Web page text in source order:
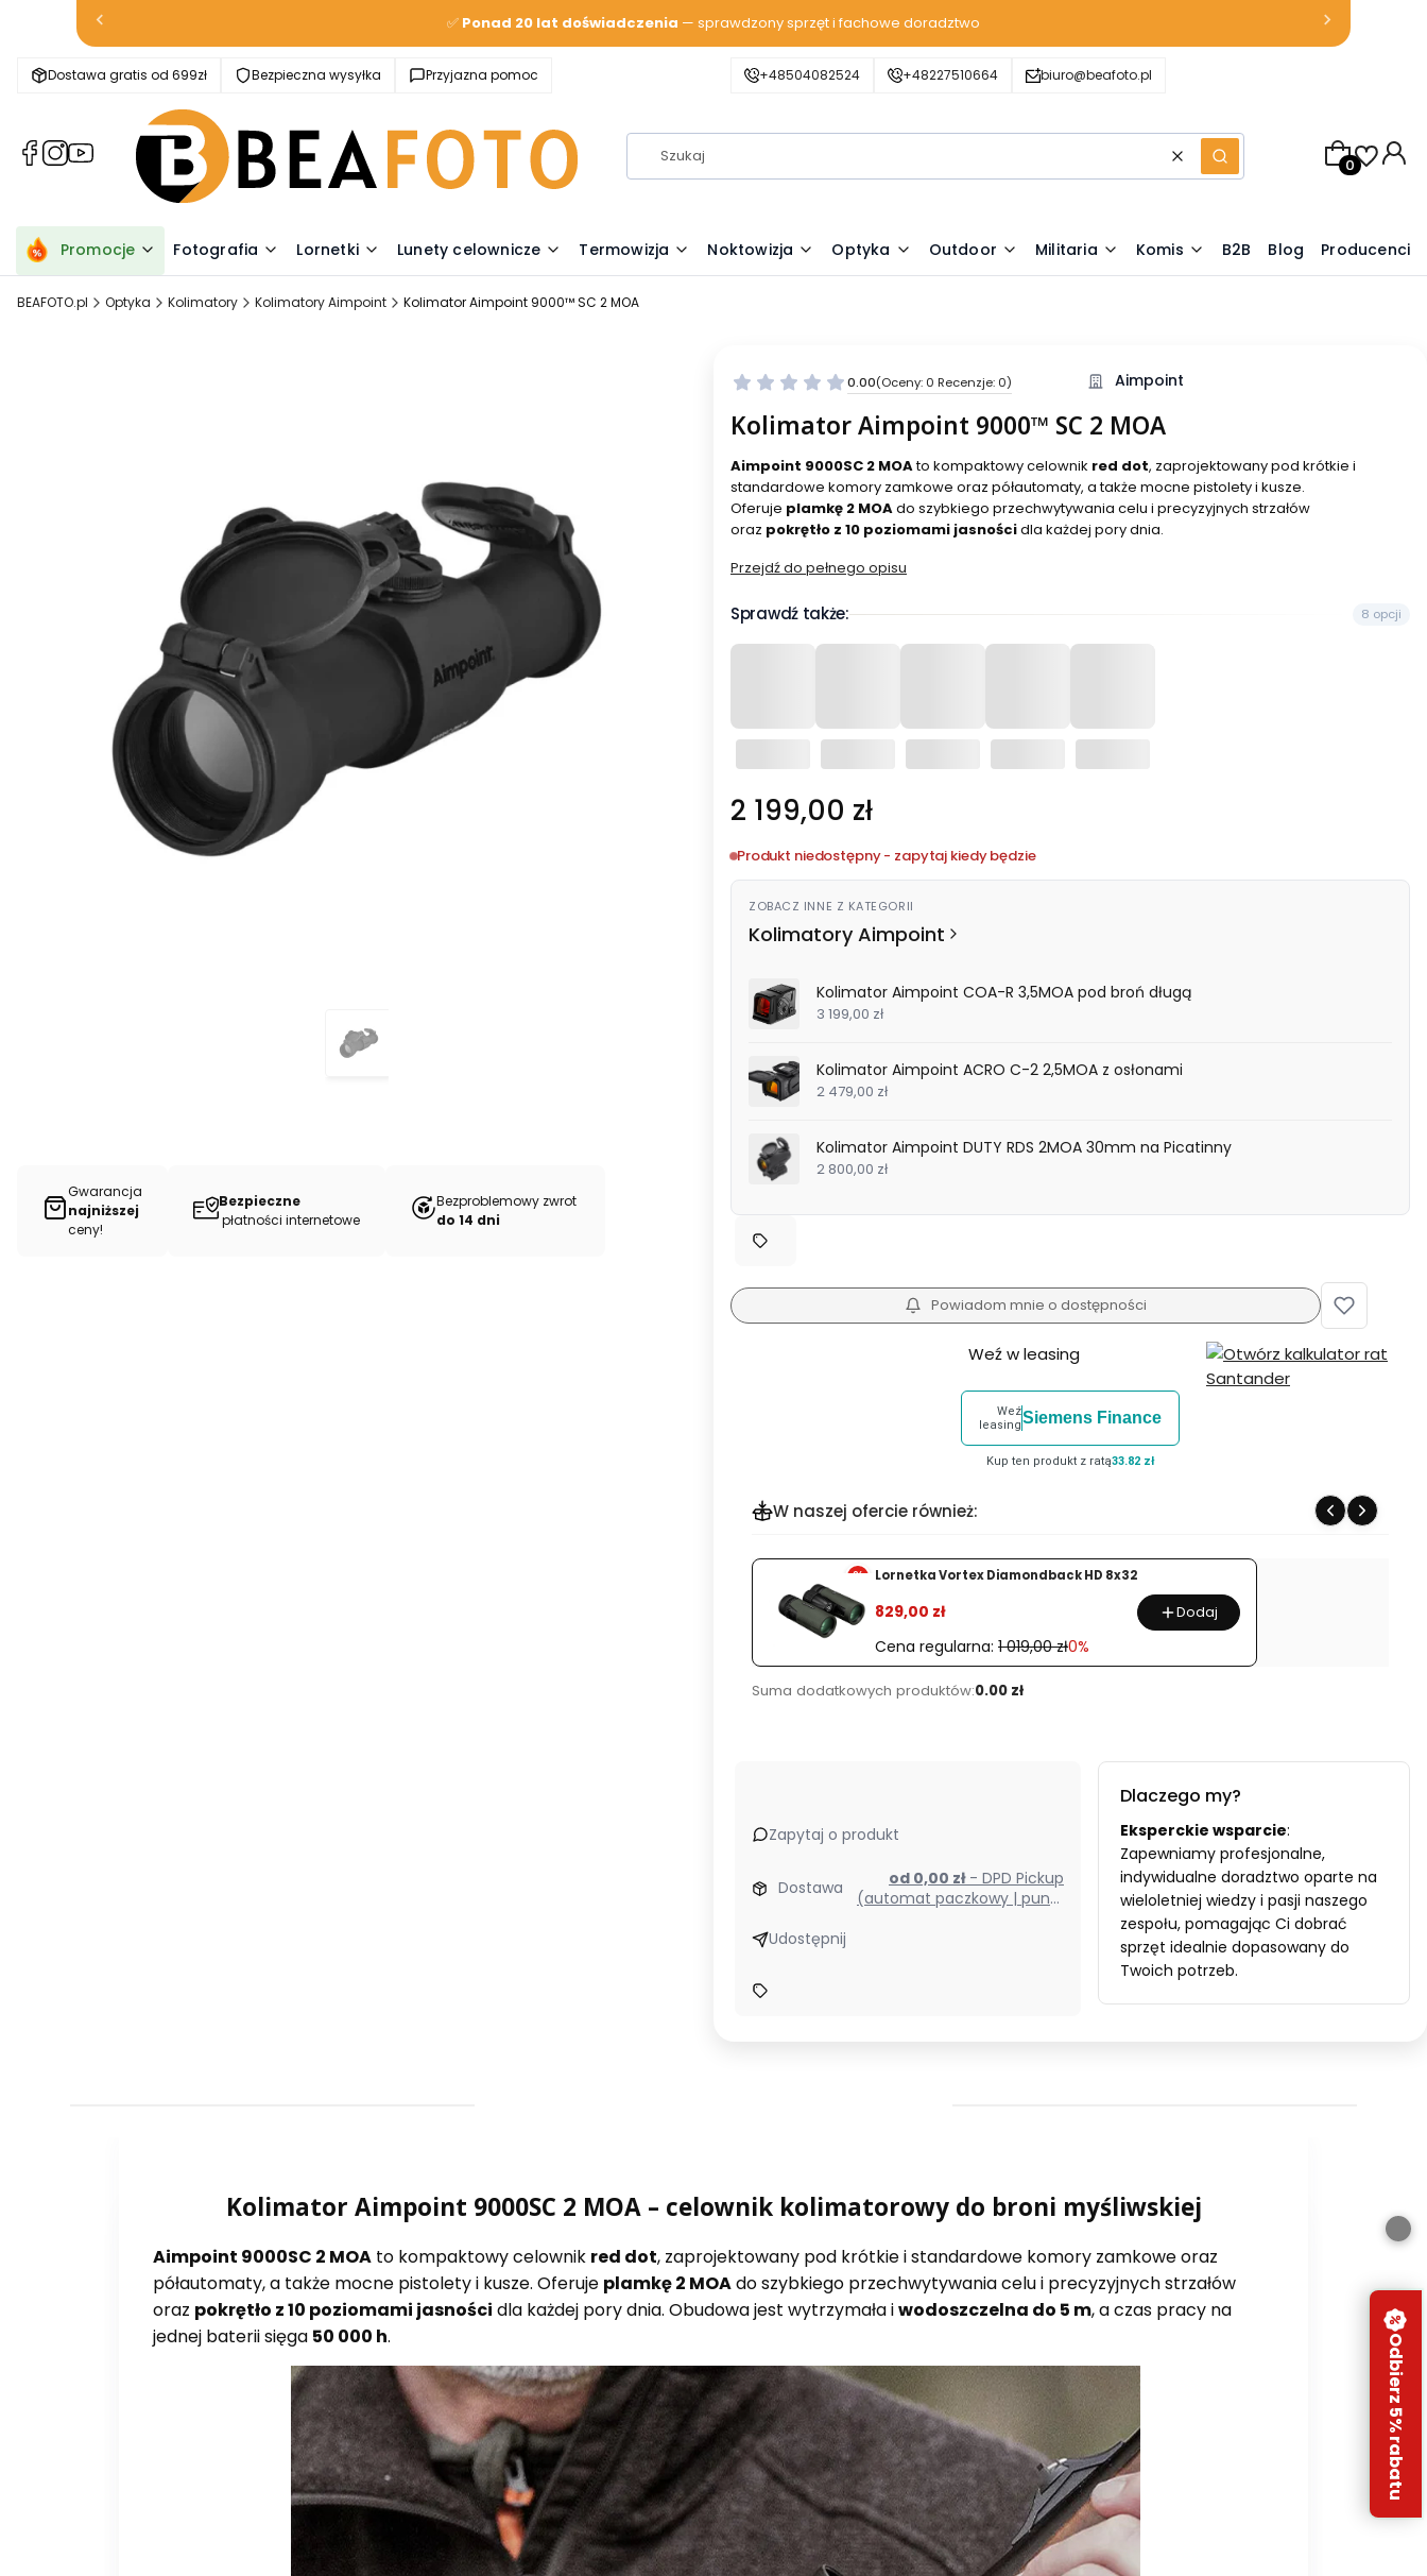
✅ Ponad 20 lat doświadczenia — sprawdzony sprzęt i fachowe doradztwo
Dostawa gratis od 699zł Bezpieczna wysyłka Przyjazna pomoc +48504082524 +48227510664 biuro@beafoto.pl
(Otwiera
karcie)
(Otwiera
karcie)
(Otwiera
karcie)
WyczyśćSzukaj
Produkty w
Promocje Fotografia Lornetki Lunety celownicze Termowizja Noktowizja Optyka Outdoor Militaria Komis B2B Blog Producenci
BEAFOTO.pl Optyka Kolimatory Kolimatory Aimpoint Kolimator Aimpoint 9000™ SC 2 MOA
Gwarancja
najniższej
ceny!
Bezpieczne
płatności internetowe
Bezproblemowy zwrot
do 14 dni
0.00(Oceny: 0 Recenzje: 0) Aimpoint
Kolimator Aimpoint 9000™ SC 2 MOA
Aimpoint 9000SC 2 MOAto kompaktowy celownik red dot, zaprojektowany pod krótkie i
standardowe komory zamkowe oraz półautomaty, a także mocne pistolety i kusze.
Oferuje plamkę 2 MOAdo szybkiego przechwytywania celu i precyzyjnych strzałów
oraz pokrętło z 10 poziomami jasnościdla każdej pory dnia.
Przejdź do pełnego opisu
Sprawdź także: 8 opcji
Cena
2 199,00 zł
Produkt niedostępny - zapytaj kiedy będzie
ZOBACZ INNE Z KATEGORII
Kolimatory Aimpoint
Kolimator Aimpoint COA-R 3,5MOA pod broń długą
3 199,00 zł
Kolimator Aimpoint ACRO C-2 2,5MOA z osłonami
2 479,00 zł
Kolimator Aimpoint DUTY RDS 2MOA 30mm na Picatinny
2 800,00 zł
Powiadom mnie o dostępności
Weź w leasing
Weź
leasingSiemens Finance
Kup ten produkt z ratą33.82 zł
W naszej ofercie również:
% Lornetka Vortex Diamondback HD 8x32
829,00 zł
Cena regularna: 1 019,00 zł0%
Dodaj
Suma dodatkowych produktów:0.00 zł
Zapytaj o produkt
Dostawa od 0,00 zł - DPD Pickup
(automat paczkowy | punkt
Udostępnij
Dlaczego my?
Eksperckie wsparcie:
Zapewniamy profesjonalne,
indywidualne doradztwo oparte na
wieloletniej wiedzy i pasji naszego
zespołu, pomagając Ci dobrać
sprzęt idealnie dopasowany do
Twoich potrzeb.
Kolimator Aimpoint 9000SC 2 MOA – celownik kolimatorowy do broni myśliwskiej
Aimpoint 9000SC 2 MOA to kompaktowy celownik red dot, zaprojektowany pod krótkie i standardowe komory zamkowe oraz
półautomaty, a także mocne pistolety i kusze. Oferuje plamkę 2 MOAdo szybkiego przechwytywania celu i precyzyjnych strzałów
oraz pokrętło z 10 poziomami jasności dla każdej pory dnia. Obudowa jest wytrzymała iwodoszczelna do 5 m, a czas pracy na
jednej baterii sięga 50 000 h. Odbierz 5% rabatu